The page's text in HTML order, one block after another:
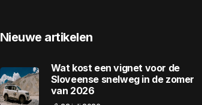
Nieuwe artikelen
Wat kost een vignet voor de
Sloveense snelweg in de zomer
van 2026